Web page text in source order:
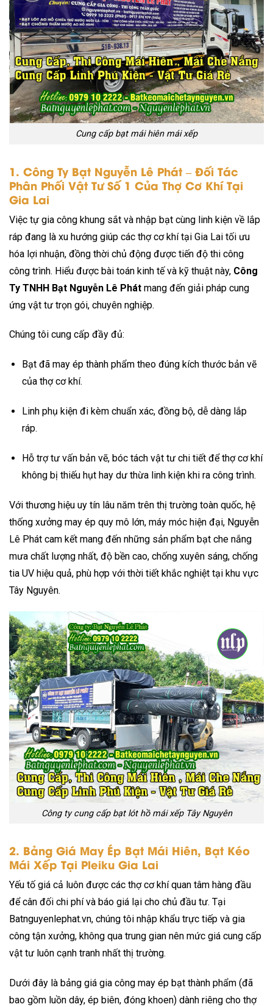
Cung cấp bạt mái hiên mái xếp
1. Công Ty Bạt Nguyễn Lê Phát – Đối Tác
Phân Phối Vật Tư Số 1 Của Thợ Cơ Khí Tại
Gia Lai
Việc tự gia công khung sắt và nhập bạt cùng linh kiện về lắp
ráp đang là xu hướng giúp các thợ cơ khí tại Gia Lai tối ưu
hóa lợi nhuận, đồng thời chủ động được tiến độ thi công
công trình. Hiểu được bài toán kinh tế và kỹ thuật này, Công
Ty TNHH Bạt Nguyễn Lê Phát mang đến giải pháp cung
ứng vật tư trọn gói, chuyên nghiệp.
Chúng tôi cung cấp đầy đủ:
Bạt đã may ép thành phẩm theo đúng kích thước bản vẽ
của thợ cơ khí.
Linh phụ kiện đi kèm chuẩn xác, đồng bộ, dễ dàng lắp
ráp.
Hỗ trợ tư vấn bản vẽ, bóc tách vật tư chi tiết để thợ cơ khí
không bị thiếu hụt hay dư thừa linh kiện khi ra công trình.
Với thương hiệu uy tín lâu năm trên thị trường toàn quốc, hệ
thống xưởng may ép quy mô lớn, máy móc hiện đại, Nguyễn
Lê Phát cam kết mang đến những sản phẩm bạt che nắng
mưa chất lượng nhất, độ bền cao, chống xuyên sáng, chống
tia UV hiệu quả, phù hợp với thời tiết khắc nghiệt tại khu vực
Tây Nguyên.
Công ty cung cấp bạt lót hồ mái xếp Tây Nguyên
2. Bảng Giá May Ép Bạt Mái Hiên, Bạt Kéo
Mái Xếp Tại Pleiku Gia Lai
Yếu tố giá cả luôn được các thợ cơ khí quan tâm hàng đầu
để cân đối chi phí và báo giá lại cho chủ đầu tư. Tại
Batnguyenlephat.vn, chúng tôi nhập khẩu trực tiếp và gia
công tận xưởng, không qua trung gian nên mức giá cung cấp
vật tư luôn cạnh tranh nhất thị trường.
Dưới đây là bảng giá gia công may ép bạt thành phẩm (đã
bao gồm luồn dây, ép biên, đóng khoen) dành riêng cho thợ